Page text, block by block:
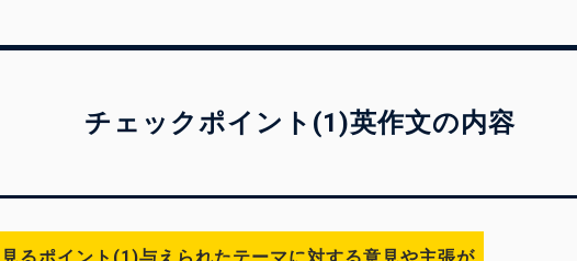
チェックポイント(1)英作文の内容